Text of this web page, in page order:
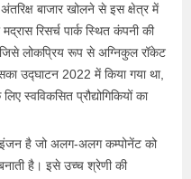
अंतरिक्ष बाजार खोलने से इस क्षेत्र में
रिसर्च पार्क स्थित कंपनी की
लोकप्रिय रूप से अग्निकुल रॉकेट
उद्घाटन 2022 में किया गया था,
स्वविकसित प्रौद्योगिकियों का
इंजन है जो अलग-अलग कम्पोनेंट को
है। इसे उच्च श्रेणी की